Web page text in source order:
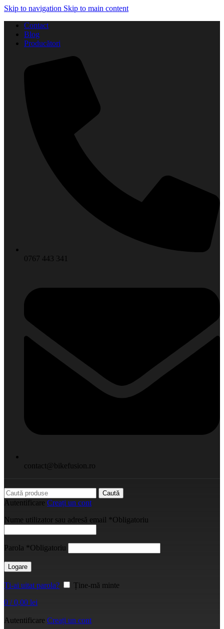
Skip to navigation Skip to main content
Contact
Blog
Producători
0767 443 341
contact@bikefusion.ro
Caută
Autentificare Creați un cont
Nume utilizator sau adresă email *Obligatoriu
Parola *Obligatoriu
Logare
Ți-ai uitat parola?
Ține-mă minte
0 / 0,00 lei
Autentificare Creați un cont